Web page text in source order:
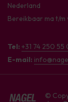
Nederland
Bereikbaar ma t/
Tel: +31 74 250 55
E-mail:
©